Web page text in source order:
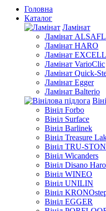
Головна
Каталог
Ламінат
Ламінат
Ламінат HARO
Ламінат
Ламінат VarioClic
Ламінат Quick-
Ламінат Egger
Ламінат Balterio
Вініл Forbo
Вініл Surface
Вініл Barlinek
Вініл Treasure
Вініл TRU-
Вініл Wicanders
Вініл Disano Haro
Вініл WINEO
Вініл UNILIN
Вініл
Вініл EGGER